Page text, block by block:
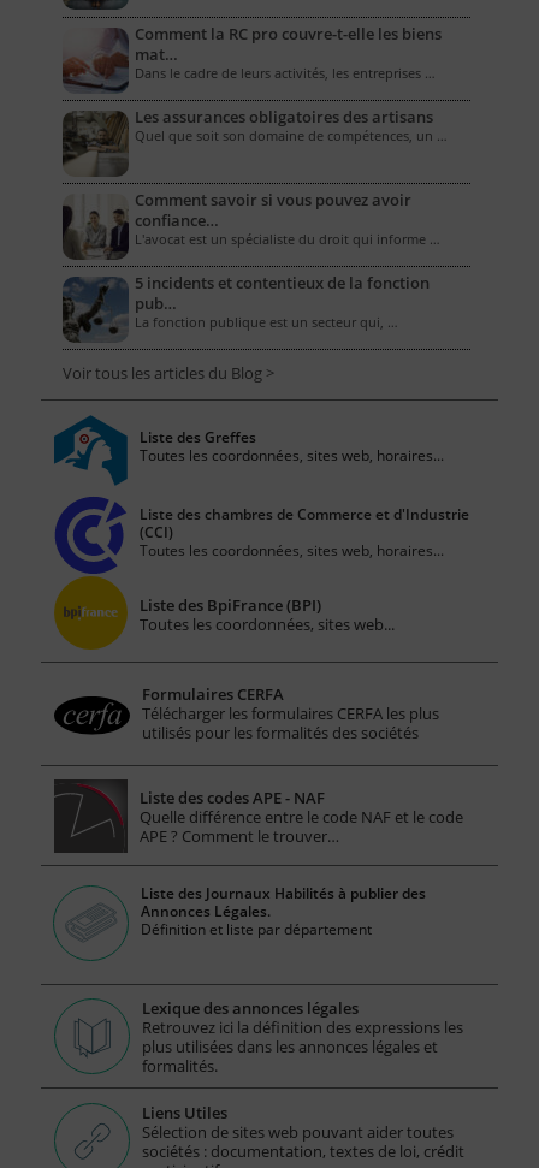
Comment la RC pro couvre-t-elle les biens
mat…
Dans le cadre de leurs activités, les entreprises …
Les assurances obligatoires des artisans
Quel que soit son domaine de compétences, un …
Comment savoir si vous pouvez avoir
confiance…
L'avocat est un spécialiste du droit qui informe …
5 incidents et contentieux de la fonction
pub…
La fonction publique est un secteur qui, …
Voir tous les articles du Blog >
Liste des Greffes
Toutes les coordonnées, sites web, horaires...
Liste des chambres de Commerce et d'Industrie
(CCI)
Toutes les coordonnées, sites web, horaires...
Liste des BpiFrance (BPI)
Toutes les coordonnées, sites web...
Formulaires CERFA
Télécharger les formulaires CERFA les plus
utilisés pour les formalités des sociétés
Liste des codes APE - NAF
Quelle différence entre le code NAF et le code
APE ? Comment le trouver…
Liste des Journaux Habilités à publier des
Annonces Légales.
Définition et liste par département
Lexique des annonces légales
Retrouvez ici la définition des expressions les
plus utilisées dans les annonces légales et
formalités.
Liens Utiles
Sélection de sites web pouvant aider toutes
sociétés : documentation, textes de loi, crédit